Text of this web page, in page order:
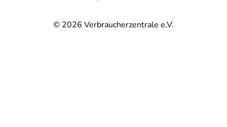
© 2026 Verbraucherzentrale e.V.